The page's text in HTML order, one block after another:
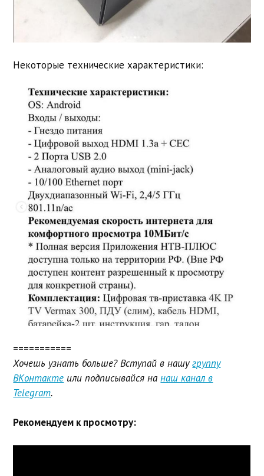
Некоторые технические характеристики:
===========
Хочешь узнать больше? Вступай в нашугруппу
ВКонтакте или подписывайся нанаш канал в
Telegram.
Рекомендуем к просмотру: